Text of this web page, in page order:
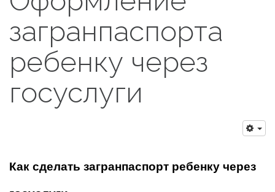
загранпаспорта
ребенку через
госуслуги
Как сделать загранпаспорт ребенку через